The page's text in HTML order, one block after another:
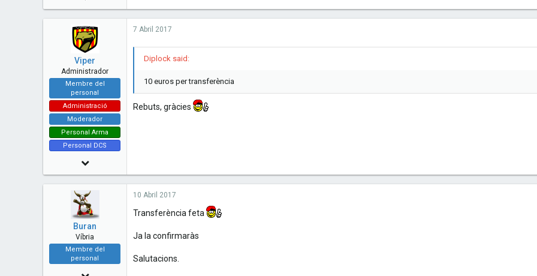
818
Viper
Administrador
Membre del
personal
Administració
Moderador
Personal Arma
Personal DCS
14 Juny 2010
7,480
7 Abril 2017
Diplock said:
10 euros per transferència
Rebuts, gràcies
Buran
Víbria
Membre del
personal
10 Abril 2017
Transferència feta
Ja la confirmaràs
Salutacions.